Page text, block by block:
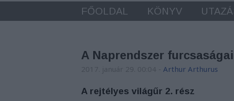
FŐOLDAL KÖNYV
A Naprendszer furcsaságai
Arthur Arthurus
A rejtélyes világűr 2. rész